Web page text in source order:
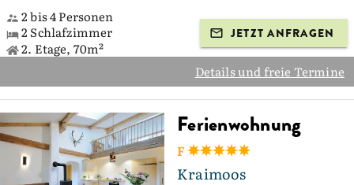
2 bis 4 Personen
2 Schlafzimmer
2. Etage, 70m²
JETZT ANFRAGEN
Details und freie Termine
Ferienwohnung
F
Kraimoos